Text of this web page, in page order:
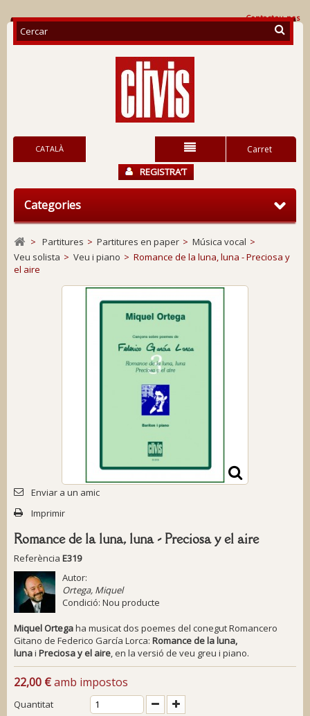
Contacteu-nos
Carret
CATALÀ
REGISTRA’T
Categories
> Partitures > Partitures en paper > Música vocal >
Veu solista > Veu i piano > Romance de la luna, luna - Preciosa y
el aire
Enviar a un amic
Imprimir
Romance de la luna, luna - Preciosa y el aire
Referència E319
Autor:
Ortega, Miquel
Condició: Nou producte
Miquel Ortegaha musicat dos poemes del conegutRomancero
Gitano de Federico García Lorca: Romance de la luna,
lunai Preciosa y el aire , en la versió de veu greu i piano.
22,00 €amb impostos
Quantitat